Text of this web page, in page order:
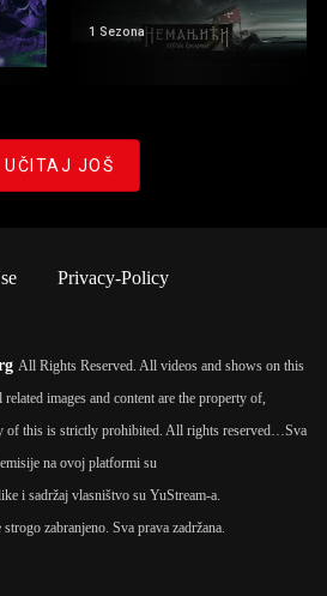
1 Sezona
UČITAJ JOŠ
Privacy-Policy
All Rights Reserved. All videos and shows on this
images and content are the property of,
of this is strictly prohibited. All rights reserved… Sva
na ovoj platformi su
i sadržaj vlasništvo su YuStream-a.
zabranjeno. Sva prava zadržana.